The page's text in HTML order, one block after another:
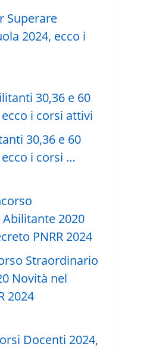
Superare
2024, ecco i
30,36 e 60
i corsi …
Straordinario
Novità nel
2024